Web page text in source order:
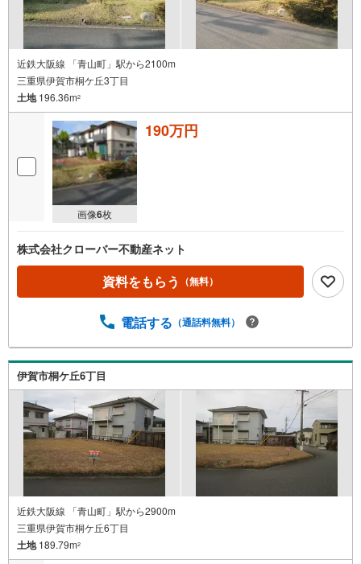
近鉄大阪線 「青山町」駅から2100m
三重県伊賀市桐ケ丘3丁目
土地196.36m2
画像6枚
190万円
株式会社クローバー不動産ネット
資料をもらう （無料）
電話する （通話料無料）
伊賀市桐ケ丘6丁目
近鉄大阪線 「青山町」駅から2900m
三重県伊賀市桐ケ丘6丁目
土地189.79m2